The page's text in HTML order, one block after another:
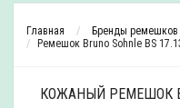
Главная Бренды ремешков
Ремешок Bruno Sohnle BS
КОЖАНЫЙ РЕМЕШОК